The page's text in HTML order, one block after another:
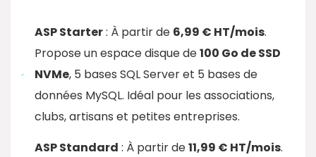
ASP Starter: À partir de 6,99 € HT/mois.
Propose un espace disque de100 Go de SSD
NVMe, 5 bases SQL Server et 5 bases de
données MySQL. Idéal pour les associations,
clubs, artisans et petites entreprises.
ASP Standard : À partir de11,99 € HT/mois.